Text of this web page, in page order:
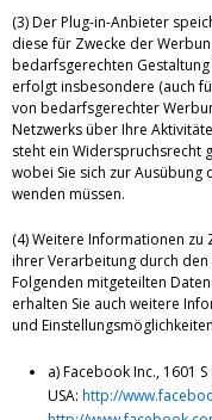
(3) Der Plug-in-Anbieter
diese für Zwecke der
bedarfsgerechten
erfolgt insbesondere (auch
von bedarfsgerechter
Netzwerks über Ihre
steht ein Widerspruchsrecht
wobei Sie sich zur Ausübung
wenden müssen.
(4) Weitere Informationen
ihrer Verarbeitung durch den
Folgenden mitgeteilten
erhalten Sie auch weitere
und
a) Facebook Inc., 1601
USA: http://